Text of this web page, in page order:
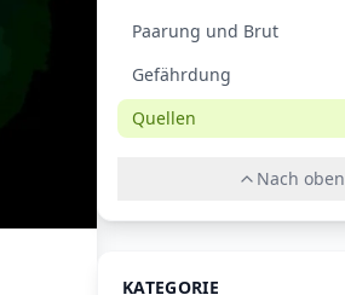
Paarung und Brut
Gefährdung
Quellen
Nach oben
KATEGORIE